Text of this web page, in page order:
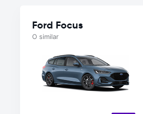
Ford Focus
O similar